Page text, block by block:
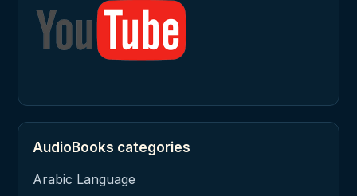
AudioBooks categories
Arabic Language